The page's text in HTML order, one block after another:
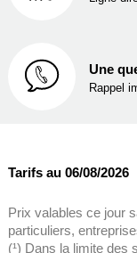
Une
Rappel
Tarifs au 06/08/2026
Prix valables ce jour
particuliers,
(¹) Dans la limite des